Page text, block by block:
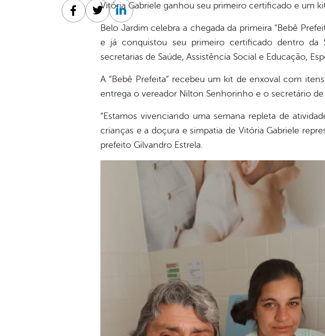
Vitória Gabriele ganhou seu primeiro certificado e um
Belo Jardim celebra a chegada da primeira “Bebê
e já conquistou seu primeiro certificado dentro da
secretarias de Saúde, Assistência Social e Educação,
A “Bebê Prefeita” recebeu um kit de enxoval com
entrega o vereador Nilton Senhorinho e o secretário
“Estamos vivenciando uma semana repleta de
crianças e a doçura e simpatia de Vitória Gabriele
prefeito Gilvandro Estrela.
Facebook
TwitterLinkedin